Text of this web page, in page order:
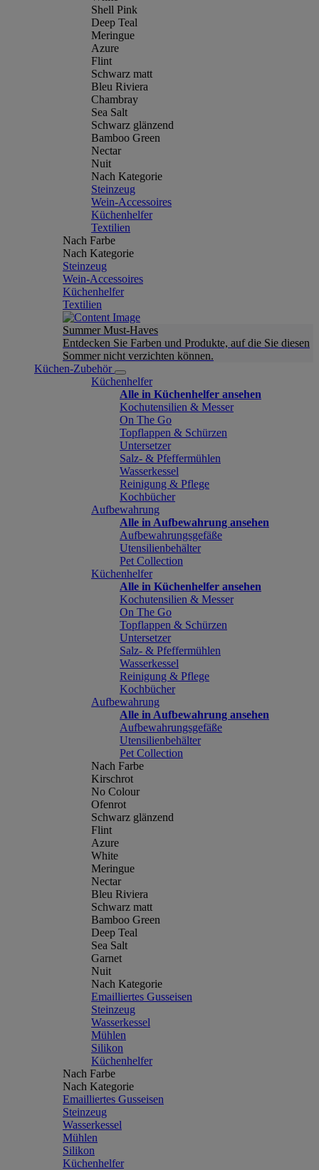
Shell Pink
Deep Teal
Meringue
Azure
Flint
Schwarz matt
Bleu Riviera
Chambray
Sea Salt
Schwarz glänzend
Bamboo Green
Nectar
Nuit
Nach Kategorie
Steinzeug
Wein-Accessoires
Küchenhelfer
Textilien
Nach Farbe
Nach Kategorie
Steinzeug
Wein-Accessoires
Küchenhelfer
Textilien
Summer Must-Haves
Entdecken Sie Farben und Produkte, auf die Sie diesen
Sommer nicht verzichten können.
Küchen-Zubehör
Küchenhelfer
Alle in Küchenhelfer ansehen
Kochutensilien & Messer
On The Go
Topflappen & Schürzen
Untersetzer
Salz- & Pfeffermühlen
Wasserkessel
Reinigung & Pflege
Kochbücher
Aufbewahrung
Alle in Aufbewahrung ansehen
Aufbewahrungsgefäße
Utensilienbehälter
Pet Collection
Küchenhelfer
Alle in Küchenhelfer ansehen
Kochutensilien & Messer
On The Go
Topflappen & Schürzen
Untersetzer
Salz- & Pfeffermühlen
Wasserkessel
Reinigung & Pflege
Kochbücher
Aufbewahrung
Alle in Aufbewahrung ansehen
Aufbewahrungsgefäße
Utensilienbehälter
Pet Collection
Nach Farbe
Kirschrot
No Colour
Ofenrot
Schwarz glänzend
Flint
Azure
White
Meringue
Nectar
Bleu Riviera
Schwarz matt
Bamboo Green
Deep Teal
Sea Salt
Garnet
Nuit
Nach Kategorie
Emailliertes Gusseisen
Steinzeug
Wasserkessel
Mühlen
Silikon
Küchenhelfer
Nach Farbe
Nach Kategorie
Emailliertes Gusseisen
Steinzeug
Wasserkessel
Mühlen
Silikon
Küchenhelfer